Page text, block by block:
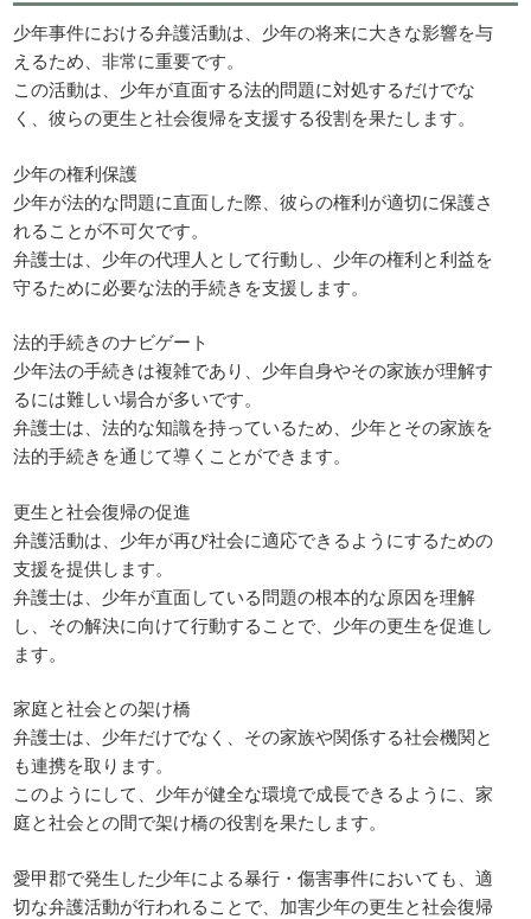
少年事件における弁護活動は、少年の将来に大きな影響を与
えるため、非常に重要です。
この活動は、少年が直面する法的問題に対処するだけでな
く、彼らの更生と社会復帰を支援する役割を果たします。
少年の権利保護
少年が法的な問題に直面した際、彼らの権利が適切に保護さ
れることが不可欠です。
弁護士は、少年の代理人として行動し、少年の権利と利益を
守るために必要な法的手続きを支援します。
法的手続きのナビゲート
少年法の手続きは複雑であり、少年自身やその家族が理解す
るには難しい場合が多いです。
弁護士は、法的な知識を持っているため、少年とその家族を
法的手続きを通じて導くことができます。
更生と社会復帰の促進
弁護活動は、少年が再び社会に適応できるようにするための
支援を提供します。
弁護士は、少年が直面している問題の根本的な原因を理解
し、その解決に向けて行動することで、少年の更生を促進し
ます。
家庭と社会との架け橋
弁護士は、少年だけでなく、その家族や関係する社会機関と
も連携を取ります。
このようにして、少年が健全な環境で成長できるように、家
庭と社会との間で架け橋の役割を果たします。
愛甲郡で発生した少年による暴行・傷害事件においても、適
切な弁護活動が行われることで、加害少年の更生と社会復帰